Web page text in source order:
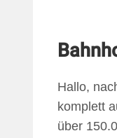
Hallo,
komplett
über